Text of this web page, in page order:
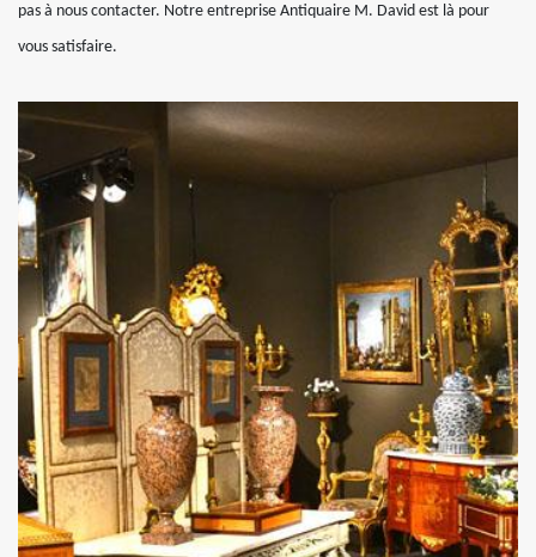
pas à nous contacter. Notre entreprise Antiquaire M. David est là pour
vous satisfaire.